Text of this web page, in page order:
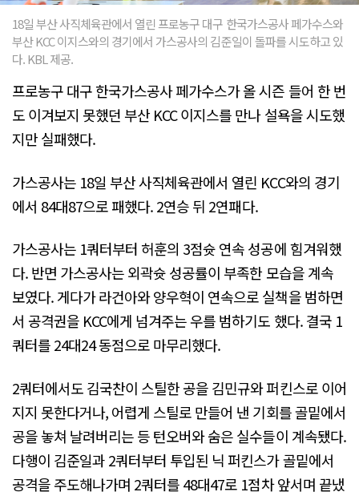
18일 부산 사직체육관에서 열린 프로농구 대구 한국가스공사 페가수스와
부산 KCC 이지스와의 경기에서 가스공사의 김준일이 돌파를 시도하고 있
다. KBL 제공.
프로농구 대구 한국가스공사 페가수스가 올 시즌 들어 한 번
도 이겨보지 못했던 부산 KCC 이지스를 만나 설욕을 시도했
지만 실패했다.
가스공사는 18일 부산 사직체육관에서 열린 KCC와의 경기
에서 84대87으로 패했다. 2연승 뒤 2연패다.
가스공사는 1쿼터부터 허훈의 3점슛 연속 성공에 힘겨워했
다. 반면 가스공사는 외곽슛 성공률이 부족한 모습을 계속
보였다. 게다가 라건아와 양우혁이 연속으로 실책을 범하면
서 공격권을 KCC에게 넘겨주는 우를 범하기도 했다. 결국 1
쿼터를 24대24 동점으로 마무리했다.
2쿼터에서도 김국찬이 스틸한 공을 김민규와 퍼킨스로 이어
지지 못한다거나, 어렵게 스틸로 만들어 낸 기회를 골밑에서
공을 놓쳐 날려버리는 등 턴오버와 숨은 실수들이 계속됐다.
다행이 김준일과 2쿼터부터 투입된 닉 퍼킨스가 골밑에서
공격을 주도해나가며 2쿼터를 48대47로 1점차 앞서며 끝냈